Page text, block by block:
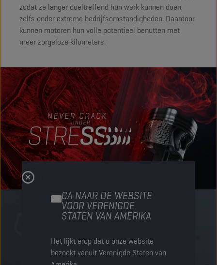
GA NAAR DE WEBSITE
VOOR VERENIGDE
STATEN VAN AMERIKA
Het lijkt erop dat u onze website
bezoekt vanuit Verenigde Staten van
zodat ze langer doeltreffend hun werk kunnen doen,
zelfs onder extreme bedrijfsomstandigheden. Daardoor
kunnen motoren hun volle potentieel benutten met
meer zorgeloze kilometers.​
OPTIMALE MOTORPRESTATIES